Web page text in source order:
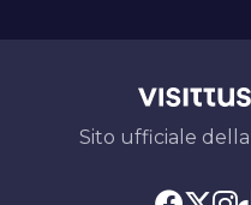
Sito ufficiale